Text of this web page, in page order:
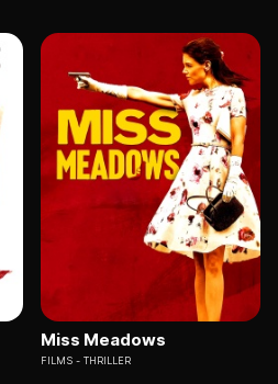
Miss Meadows
FILMS THRILLER